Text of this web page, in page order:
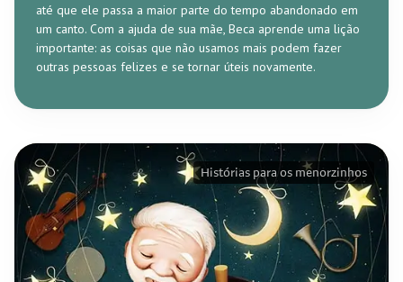
até que ele passa a maior parte do tempo abandonado em
um canto. Com a ajuda de sua mãe, Beca aprende uma lição
importante: as coisas que não usamos mais podem fazer
outras pessoas felizes e se tornar úteis novamente.
Histórias para os menorzinhos